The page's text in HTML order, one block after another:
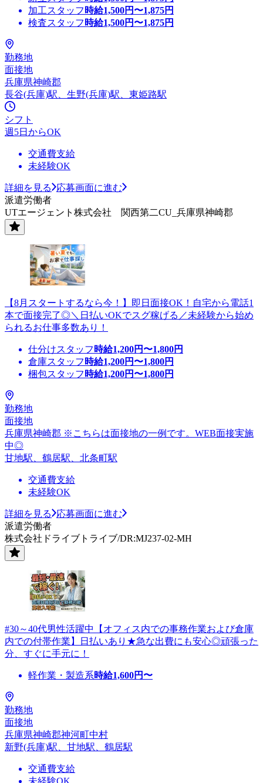
加工スタッフ 時給1,500円〜1,875円
検査スタッフ 時給1,500円〜1,875円
勤務地
面接地
兵庫県神崎郡
長谷(兵庫)駅、生野(兵庫)駅、東姫路駅
シフト
週5日からOK
交通費支給
未経験OK
詳細を見る
応募画面に進む
派遣労働者
UTエージェント株式会社 関西第二CU_兵庫県神崎郡
【8月スタートするなら今！】即日面接OK！自宅から電話1
本で面接完了◎＼日払いOKでスグ稼げる／未経験から始め
られるお仕事多数あり！
仕分けスタッフ 時給1,200円〜1,800円
倉庫スタッフ 時給1,200円〜1,800円
梱包スタッフ 時給1,200円〜1,800円
勤務地
面接地
兵庫県神崎郡 ※こちらは面接地の一例です。WEB面接実施
中◎
甘地駅、鶴居駅、北条町駅
交通費支給
未経験OK
詳細を見る
応募画面に進む
派遣労働者
株式会社ドライブトライブ/DR:MJ237-02-MH
#30～40代男性活躍中【オフィス内での事務作業および倉庫
内での付帯作業】日払いあり★急な出費にも安心◎頑張った
分、すぐに手元に！
軽作業・製造系時給1,600円〜
勤務地
面接地
兵庫県神崎郡神河町中村
新野(兵庫)駅、甘地駅、鶴居駅
交通費支給
未経験OK